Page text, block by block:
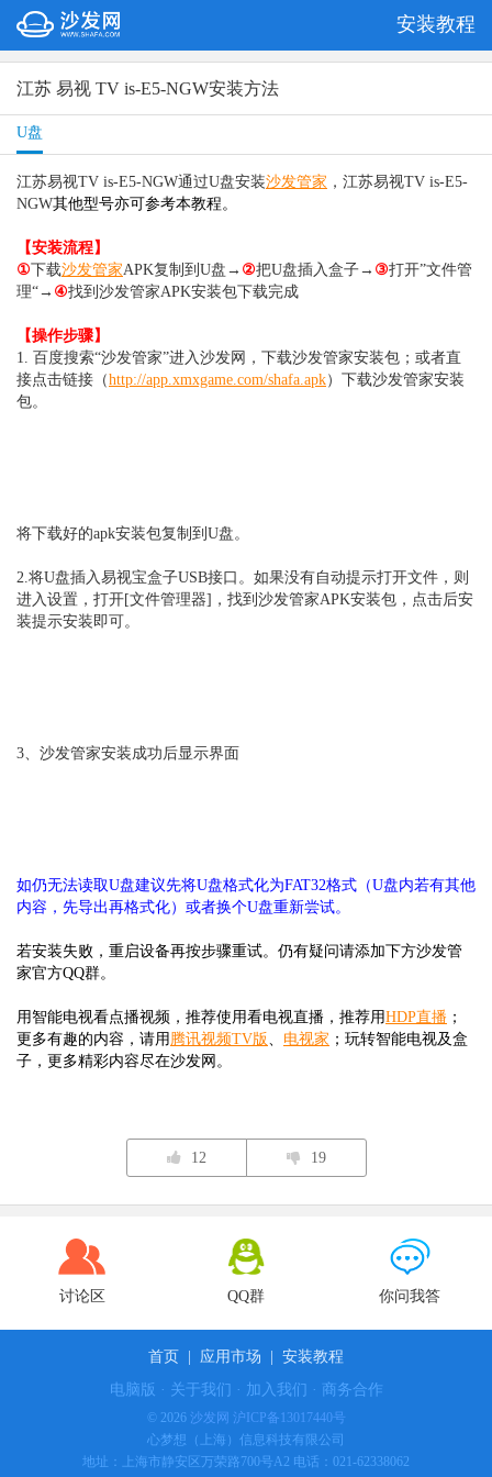
安装教程
江苏 易视 TV is-E5-NGW安装方法
U盘
江苏易视TV is-E5-NGW通过U盘安装沙发管家 ， 江苏易视TV is-E5-
NGW其他型号亦可参考本教程。
【安装流程】
①下载沙发管家APK复制到U盘→ ②把U盘插入盒子→ ③打开”文件管
理“→ ④找到沙发管家APK安装包下载完成
【操作步骤】
1. 百度搜索“沙发管家”进入沙发网，下载沙发管家安装包；或者直
接点击链接（http://app.xmxgame.com/shafa.apk） 下载沙发管家安装
包。
将下载好的apk安装包复制到U盘。
2.将U盘插入易视宝盒子USB接口。如果没有自动提示打开文件，则
进入设置，打开[文件管理器]，找到沙发管家APK安装包，点击后安
装提示安装即可。
3、沙发管家安装成功后显示界面
如仍无法读取U盘建议先将U盘格式化为FAT32格式（U盘内若有其他
内容，先导出再格式化）或者换个U盘重新尝试。
若安装失败，重启设备再按步骤重试。仍有疑问请添加下方沙发管
家官方QQ群。
用智能电视看点播视频，推荐使用看电视直播，推荐用HDP直播 ；
更多有趣的内容，请用 腾讯视频TV版 、 电视家 ；玩转智能电视及盒
子，更多精彩内容尽在沙发网。
12 19
讨论区 QQ群 你问我答
首页 | 应用市场 | 安装教程
电脑版 · 关于我们 · 加入我们 · 商务合作
© 2026 沙发网 沪ICP备13017440号
心梦想（上海）信息科技有限公司
地址：上海市静安区万荣路700号A2 电话：021-62338062